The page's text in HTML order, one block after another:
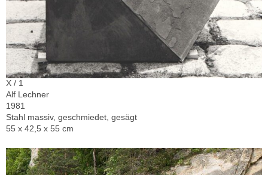
X / 1
Alf Lechner
1981
Stahl massiv, geschmiedet, gesägt
55 x 42,5 x 55 cm